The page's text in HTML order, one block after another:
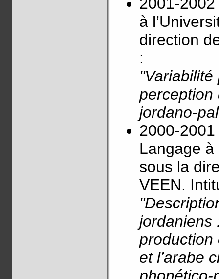
à
direction
:
perception
jordano-
2000-
Langage à
sous la
VEEN.
jordaniens
production
et l’arabe
phonético-